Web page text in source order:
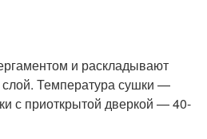
и раскладывают
слой. Температура сушки —
с приоткрытой дверкой — 40-